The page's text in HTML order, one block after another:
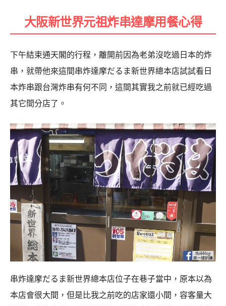
大阪新世界元祖炸串達摩用餐心得
下午結束通天閣的行程，離開前因為老弟沒吃過日本的炸
串，就帶他來這間串炸達摩だるま新世界總本店試試看日
本炸串跟台灣炸串有何不同，這間其實我之前就已經吃過
其它間分店了。
串炸達摩だるま新世界總本店位子在巷子當中，原本以為
本店會很大間，但是比我之前吃的店家還小間，容客量大